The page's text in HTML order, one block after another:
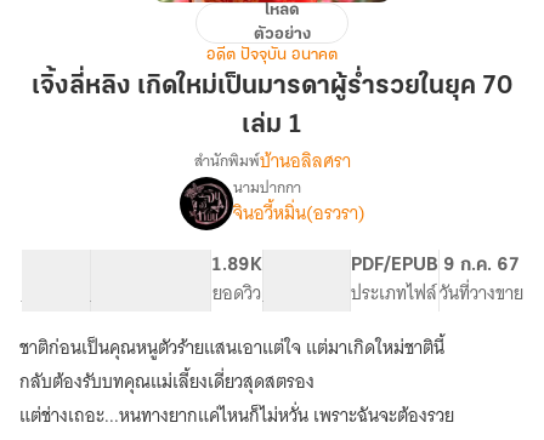
หลิง
มารดา
70
เล่ม
1
โหลด
ตัวอย่าง
อดีต ปัจจุบัน อนาคต
เจิ้งลี่หลิง เกิดใหม่เป็นมารดาผู้ร่ำรวยในยุค 70
เล่ม 1
เรื่อง
เจิ้ง
เป็น
มารดา
ผู้
ร่ำรวย
สำนักพิมพ์บ้านอลิลศรา
นามปากกา
จินอวี้หมิ่น(อรวรา)
จำนวนคำ จำนวนหน้า (A5)
1.89K
ยอดวิวระดับเนื้อหา
PDF/EPUB
ประเภทไฟล์
9 ก.ค. 67
วันที่วางขาย
ชาติก่อนเป็นคุณหนูตัวร้ายแสนเอาแต่ใจ แต่มาเกิดใหม่ชาตินี้
กลับต้องรับบทคุณแม่เลี้ยงเดี่ยวสุดสตรอง
แต่ช่างเถอะ...หนทางยากแค่ไหนก็ไม่หวั่น เพราะฉันจะต้องรวย